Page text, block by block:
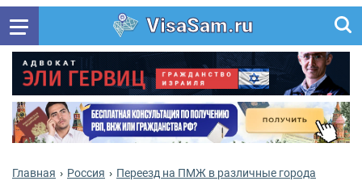
VisaSam.ru
Главная Россия Переезд на ПМЖ в различные города